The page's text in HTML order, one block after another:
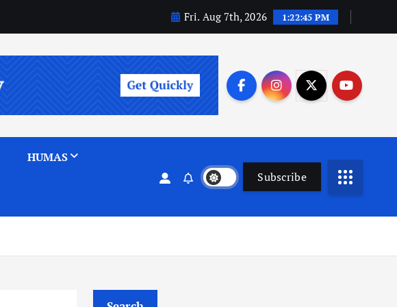
Fri. Aug 7th, 2026 1:22:45 PM
HUMAS
Subscribe